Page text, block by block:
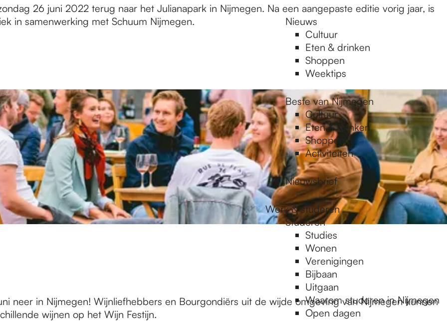
Nieuws
Cultuur
Eten & drinken
Shoppen
Weektips
Beste van Nijmegen
Cultuur
Eten & drinken
Shoppen
Activiteiten
Nieuwsbrief
Werk & studeren
Studeren
Studies
Wonen
Verenigingen
Bijbaan
Uitgaan
Waarom studeren in Nijmegen
Open dagen
26 juni 2022 terug naar het Julianapark in Nijmegen. Na een aangepaste editie vorig jaar, is
in samenwerking met Schuum Nijmegen.
neer in Nijmegen! Wijnliefhebbers en Bourgondiërs uit de wijde omgeving van Nijmegen kunnen
wijnen op het Wijn Festijn.